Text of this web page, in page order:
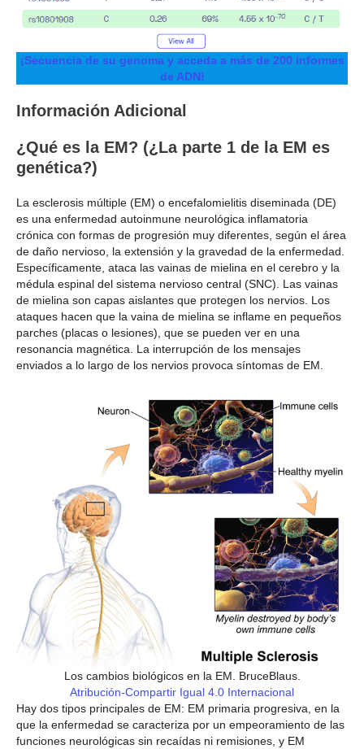
¡Secuencia de su genoma y acceda a más de 200 informes
de ADN!
Información Adicional
¿Qué es la EM? (¿La parte 1 de la EM es
genética?)
La esclerosis múltiple (EM) o encefalomielitis diseminada (DE)
es una enfermedad autoinmune neurológica inflamatoria
crónica con formas de progresión muy diferentes, según el área
de daño nervioso, la extensión y la gravedad de la enfermedad.
Específicamente, ataca las vainas de mielina en el cerebro y la
médula espinal del sistema nervioso central (SNC). Las vainas
de mielina son capas aislantes que protegen los nervios. Los
ataques hacen que la vaina de mielina se inflame en pequeños
parches (placas o lesiones), que se pueden ver en una
resonancia magnética. La interrupción de los mensajes
enviados a lo largo de los nervios provoca síntomas de EM.
Los cambios biológicos en la EM. BruceBlaus.
Atribución-Compartir Igual 4.0 Internacional
Hay dos tipos principales de EM: EM primaria progresiva, en la
que la enfermedad se caracteriza por un empeoramiento de las
funciones neurológicas sin recaídas ni remisiones, y EM